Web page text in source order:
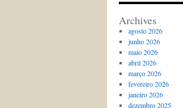
Archives
agosto 2026
junho 2026
maio 2026
abril 2026
março 2026
fevereiro 2026
janeiro 2026
dezembro 2025